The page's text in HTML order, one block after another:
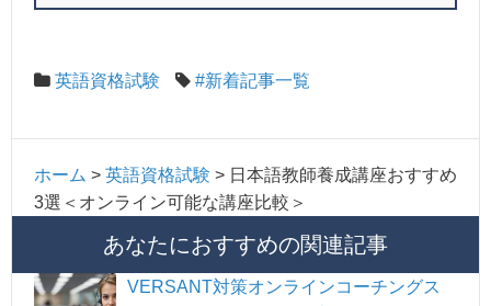
英語資格試験 #新着記事一覧
ホーム > 英語資格試験 > 日本語教師養成講座おすすめ
3選＜オンライン可能な講座比較＞
あなたにおすすめの関連記事
VERSANT対策オンラインコーチングス